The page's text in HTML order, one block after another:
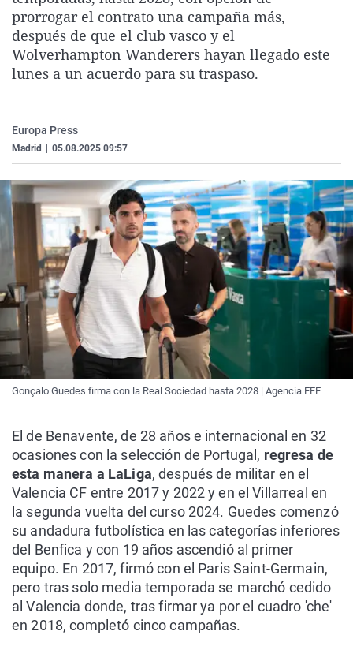
La rosa de los vientos
Gente viajera
Como el perro y el
Caso
Retornados
Equipo de
Extremadura
Galicia
La Rioja
Virales
Televisión
Elecciones
prorrogar el contrato una campaña más,
después de que el club vasco y el
Wolverhampton Wanderers hayan llegado este
lunes a un acuerdo para su traspaso.
Europa Press
Madrid 05.08.2025 09:57
Gonçalo Guedes firma con la Real Sociedad hasta 2028 | Agencia EFE
El de Benavente, de 28 años e internacional en 32
ocasiones con la selección de Portugal, regresa de
esta manera a LaLiga, después de militar en el
Valencia CF entre 2017 y 2022 y en el Villarreal en
la segunda vuelta del curso 2024. Guedes comenzó
su andadura futbolística en las categorías inferiores
del Benfica y con 19 años ascendió al primer
equipo. En 2017, firmó con el Paris Saint-Germain,
pero tras solo media temporada se marchó cedido
al Valencia donde, tras firmar ya por el cuadro 'che'
en 2018, completó cinco campañas.